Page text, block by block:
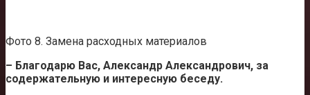
Фото 8. Замена расходных материалов
– Благодарю Вас, Александр Александрович, за
содержательную и интересную беседу.